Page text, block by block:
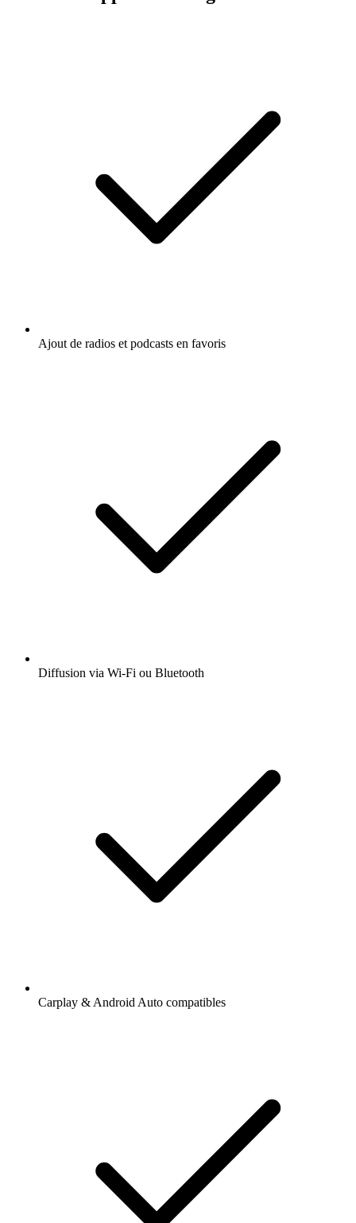
Ajout de radios et podcasts en favoris
Diffusion via Wi-Fi ou Bluetooth
Carplay & Android Auto compatibles